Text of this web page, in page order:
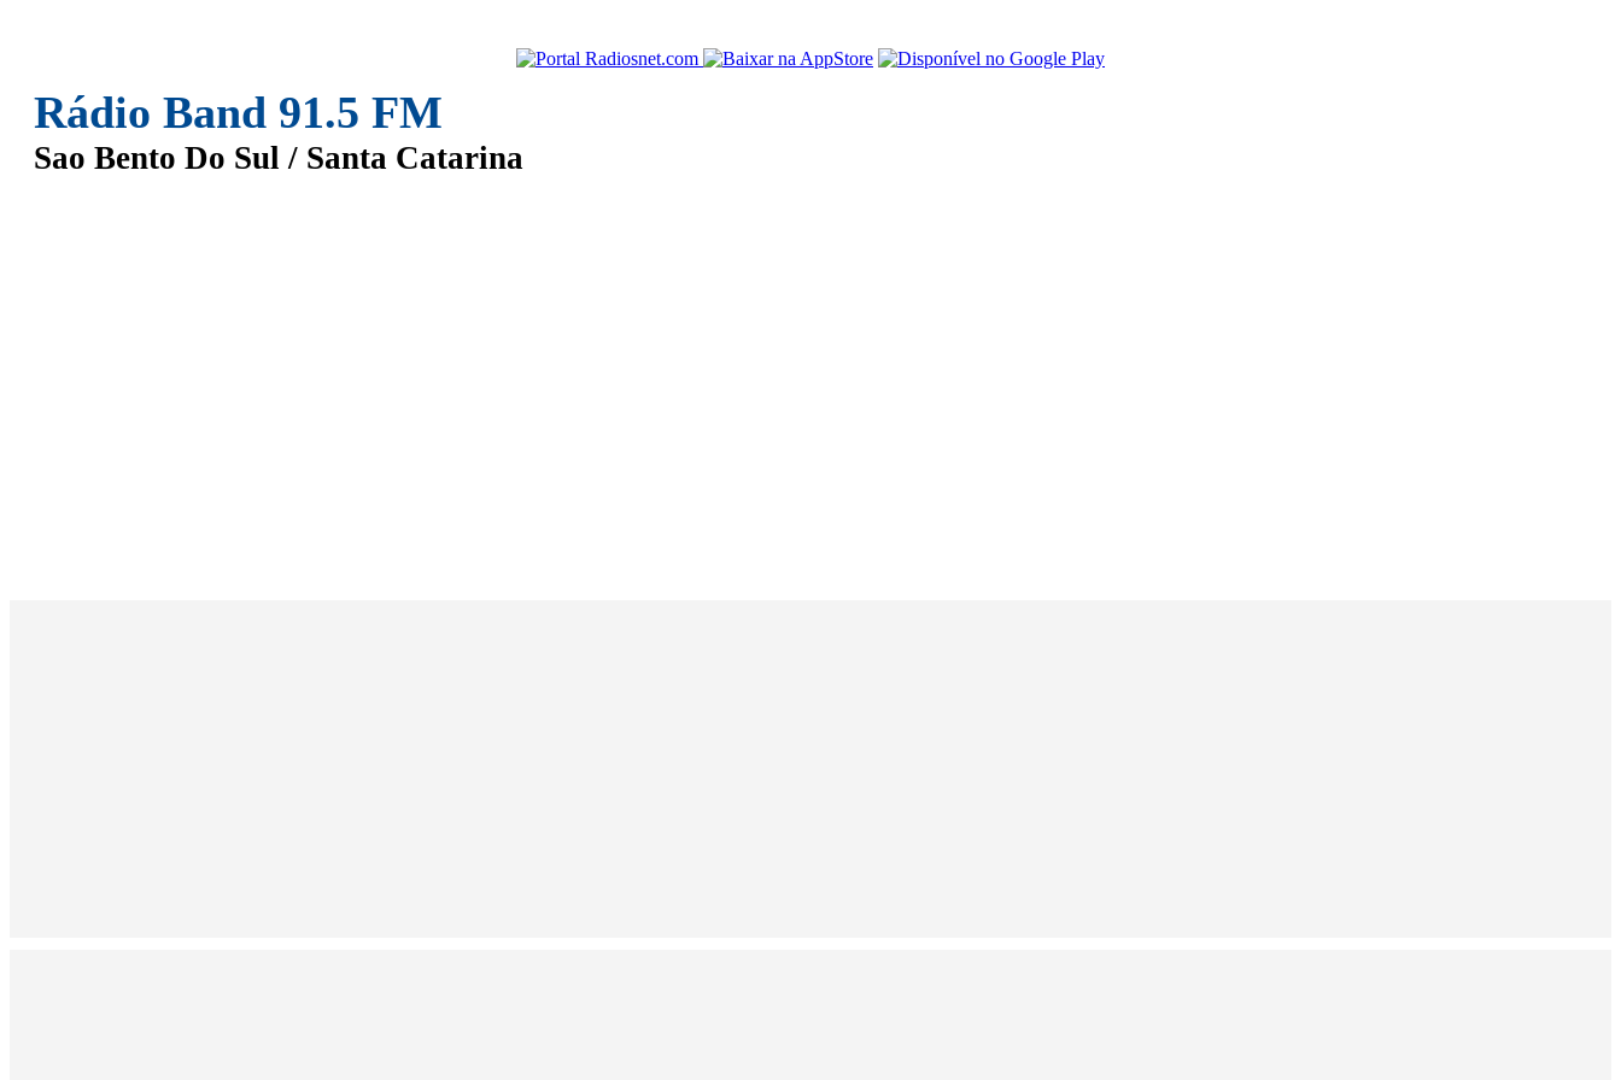
Rádio Band 91.5 FM
Sao Bento Do Sul / Santa Catarina